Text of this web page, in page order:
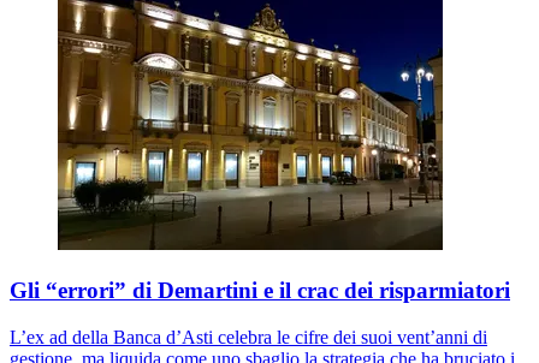
Gli “errori” di Demartini e il crac dei risparmiatori
L’ex ad della Banca d’Asti celebra le cifre dei suoi vent’anni di
gestione, ma liquida come uno sbaglio la strategia che ha bruciato i